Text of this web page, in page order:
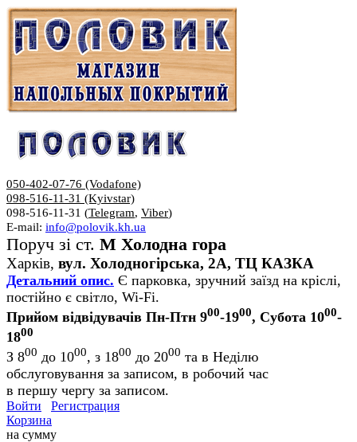
050-402-07-76 (Vodafone)
098-516-11-31 (Kyivstar)
098-516-11-31 (Telegram, Viber)
E-mail: info@polovik.kh.ua
Поруч зі ст. М Холодна гора
Харків, вул. Холодногірська, 2А, ТЦ КАЗКА
Детальний опис. Є парковка, зручний заїзд на кріслі,
постійно є світло, Wi-Fi.
Прийом відвідувачів Пн-Птн 900-1900, Субота 1000-
1800
З 800 до 1000, з 1800 до 2000 та в Неділю
обслуговування за записом, в робочий час
в першу чергу за записом.
Войти
Регистрация
Корзина
на сумму